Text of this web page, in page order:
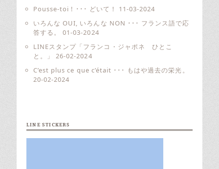
Pousse-toi ! ･･･ どいて！
11-03-2024
いろんな OUI, いろんな NON ･･･ フランス語で応
答する。
01-03-2024
LINEスタンプ「フランコ・ジャポネ ひとこ
と。」
26-02-2024
C’est plus ce que c’était ･･･ もはや過去の栄光。
20-02-2024
LINE STICKERS